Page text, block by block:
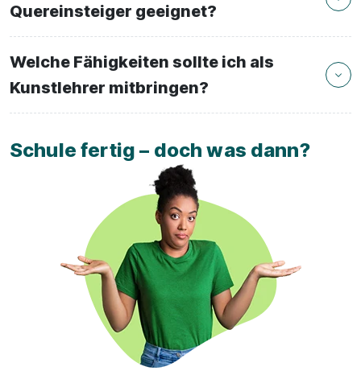
Quereinsteiger geeignet?
Welche Fähigkeiten sollte ich als
Kunstlehrer mitbringen?
Schule fertig – doch was dann?